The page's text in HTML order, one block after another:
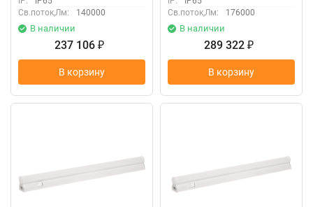
Св.поток,Лм:
140000
В наличии
237 106 ₽
В корзину
Св.поток,Лм:
176000
В наличии
289 322 ₽
В корзину